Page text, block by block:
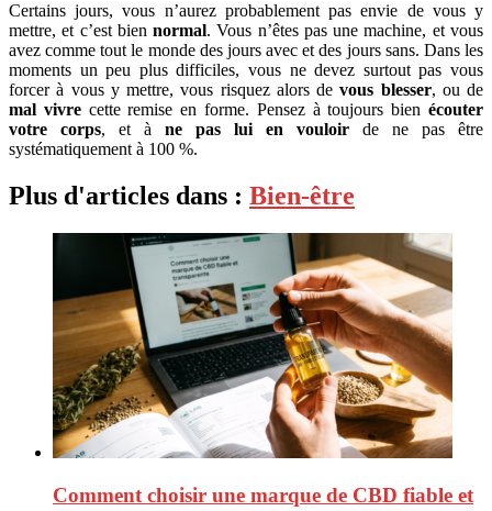
Certains jours, vous n’aurez probablement pas envie de vous y
mettre, et c’est biennormal. Vous n’êtes pas une machine, et vous
avez comme tout le monde des jours avec et des jours sans. Dans les
moments un peu plus difficiles, vous ne devez surtout pas vous
forcer à vous y mettre, vous risquez alors devous blesser, ou de
mal vivrecette remise en forme. Pensez à toujours bienécouter
votre corps, et à ne pas lui en vouloir de ne pas être
systématiquement à 100 %.
Plus d'articles dans : Bien-être
Comment choisir une marque de CBD fiable et